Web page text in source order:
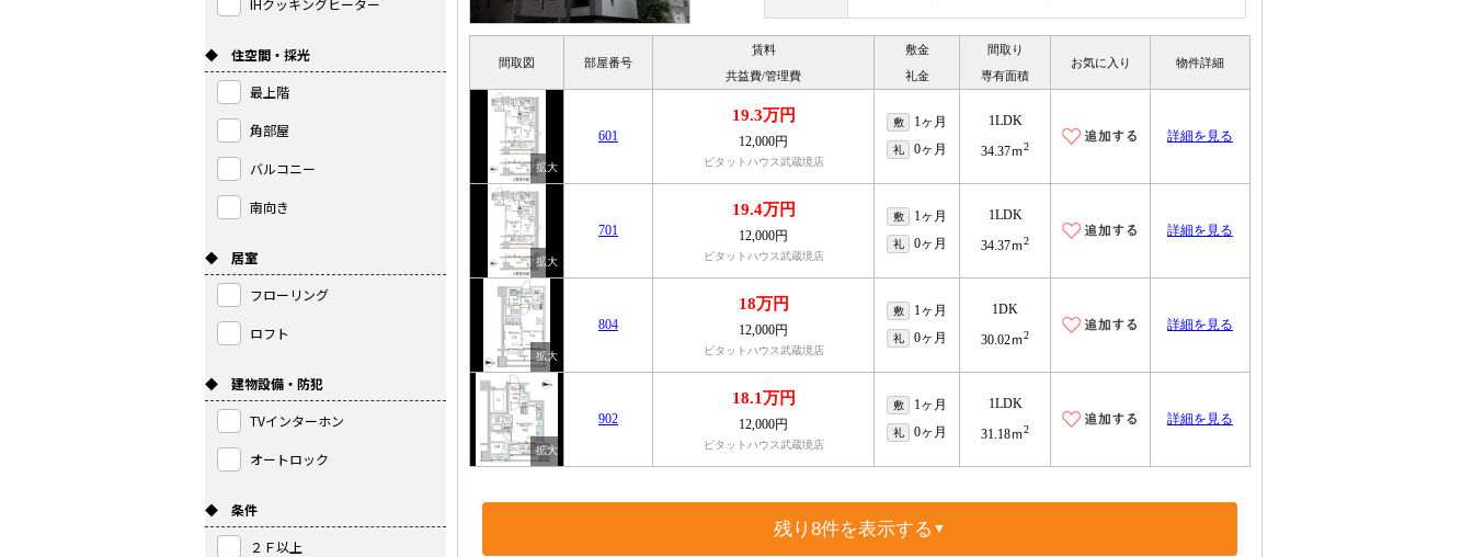
間取図 部屋番号
賃料
共益費/管理費
敷金
礼金
間取り
専有面積
お気に入り 物件詳細
601
19.3万円
12,000円
ピタットハウス武蔵境店
敷 1ヶ月
礼 0ヶ月
1LDK
34.37ｍ2
詳細を見る
701
19.4万円
12,000円
ピタットハウス武蔵境店
敷 1ヶ月
礼 0ヶ月
1LDK
34.37ｍ2
詳細を見る
804
18万円
12,000円
ピタットハウス武蔵境店
敷 1ヶ月
礼 0ヶ月
1DK
30.02ｍ2
詳細を見る
902
18.1万円
12,000円
ピタットハウス武蔵境店
敷 1ヶ月
礼 0ヶ月
1LDK
31.18ｍ2
詳細を見る
残り8件を表示する ▼
IHクッキングヒーター
◆ 住空間・採光
最上階
角部屋
バルコニー
南向き
◆ 居室
フローリング
ロフト
◆ 建物設備・防犯
TVインターホン
オートロック
◆ 条件
２Ｆ以上